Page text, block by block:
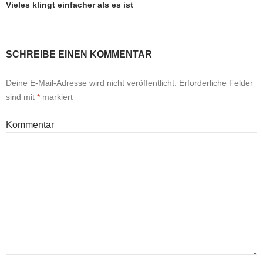
Vieles klingt einfacher als es ist
SCHREIBE EINEN KOMMENTAR
Deine E-Mail-Adresse wird nicht veröffentlicht. Erforderliche Felder
sind mit * markiert
Kommentar